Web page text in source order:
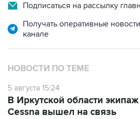
Подписаться на рассылку
Получать оперативные
канале
НОВОСТИ ПО ТЕМЕ
5 августа 15:24
В Иркутской области
Cessna вышел на связь